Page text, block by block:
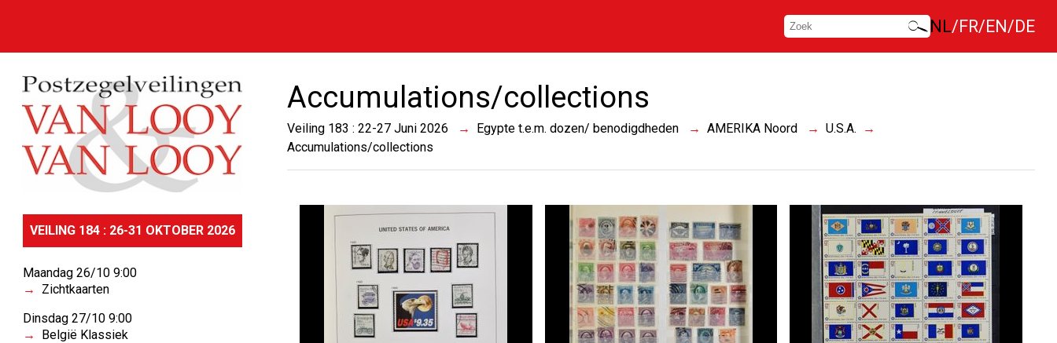
NL FR EN DE
VEILING 184 : 26-31 OKTOBER 2026
Maandag 26/10 9:00
Zichtkaarten
Dinsdag 27/10 9:00
België Klassiek
Accumulations/collections
Veiling 183 : 22-27 Juni 2026 Egypte t.e.m. dozen/ benodigdheden AMERIKA Noord
U.S.A.
Accumulations/collections